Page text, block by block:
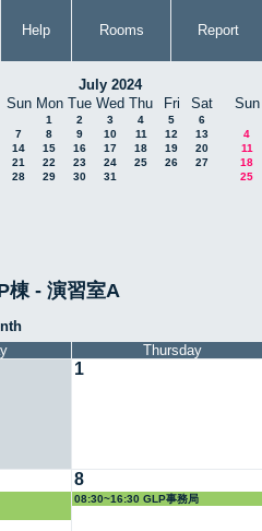
Help Rooms Report
July 2024
Sun Mon Tue Wed Thu Fri Sat
1 2 3 4 5
6
7
8 9 10 11 12
13
14
15 16 17 18 19
20
21
22 23 24 25 26
27
28
29 30 31
Sun
4
11
18
25
棟 - 演習室A
Thursday
1
8
08:30~16:30 GLP事務局